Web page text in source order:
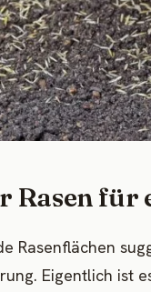
Rasen für
Rasenflächen
Eigentlich ist